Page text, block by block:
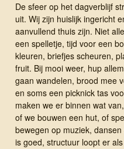
De sfeer op het dagverblijf
uit. Wij zijn huislijk ingericht
aanvullend thuis zijn. Niet
een spelletje, tijd voor een
kleuren, briefjes scheuren,
fruit. Bij mooi weer, hup
gaan wandelen, brood mee
en soms een picknick tas
maken we er binnen wat
of we bouwen een hut, of
bewegen op muziek,
is goed, structuur loopt er